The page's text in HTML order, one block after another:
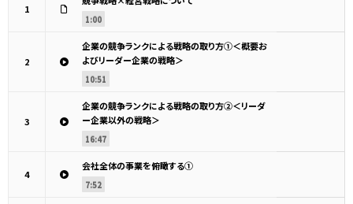
1
1:00
2
企業の競争ランクによる戦略の取り方①＜概要お
よびリーダー企業の戦略＞
10:51
3
企業の競争ランクによる戦略の取り方②＜リーダ
ー企業以外の戦略＞
16:47
4
会社全体の事業を俯瞰する①
7:52